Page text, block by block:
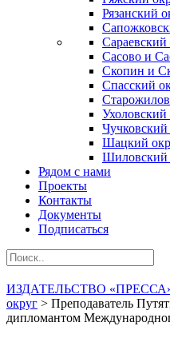
Рязанский
Сараевский
Сасово и
Скопин и
Спасский
Ухоловский
Чучковский
Шацкий
Шиловский
Рядом с нами
Проекты
Контакты
Документы
Подписаться
ИЗДАТЕЛЬСТВО
округ > Преподаватель
дипломантом